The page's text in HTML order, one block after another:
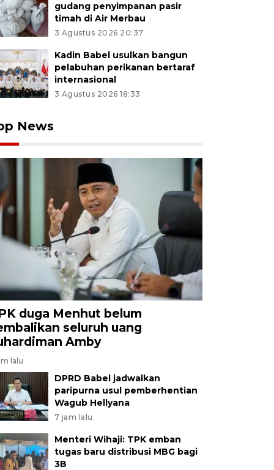
gudang penyimpanan pasir
timah di Air Merbau
3 Agustus 2026 20:37
Kadin Babel usulkan bangun
pelabuhan perikanan bertaraf
internasional
3 Agustus 2026 18:33
News
duga Menhut belum
seluruh uang
Amby
lalu
DPRD Babel jadwalkan
paripurna usul pemberhentian
Wagub Hellyana
7 jam lalu
Menteri Wihaji: TPK emban
tugas baru distribusi MBG bagi
3B